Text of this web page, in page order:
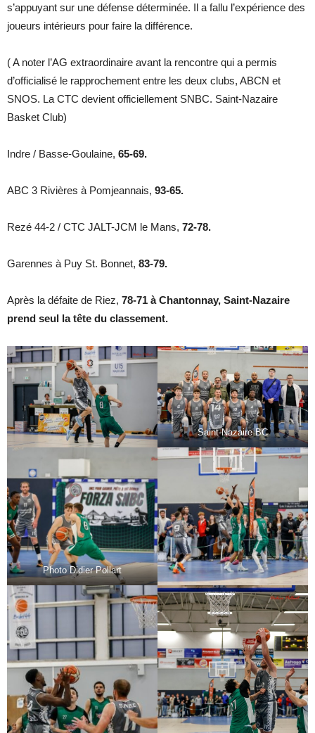
s’appuyant sur une défense déterminée. Il a fallu l’expérience des
joueurs intérieurs pour faire la différence.
( A noter l’AG extraordinaire avant la rencontre qui a permis
d’officialisé le rapprochement entre les deux clubs, ABCN et
SNOS. La CTC devient officiellement SNBC. Saint-Nazaire
Basket Club)
Indre / Basse-Goulaine, 65-69.
ABC 3 Rivières à Pomjeannais, 93-65.
Rezé 44-2 / CTC JALT-JCM le Mans, 72-78.
Garennes à Puy St. Bonnet, 83-79.
Après la défaite de Riez, 78-71 à Chantonnay, Saint-Nazaire
prend seul la tête du classement.
Saint-Nazaire BC
Photo Didier Pollart